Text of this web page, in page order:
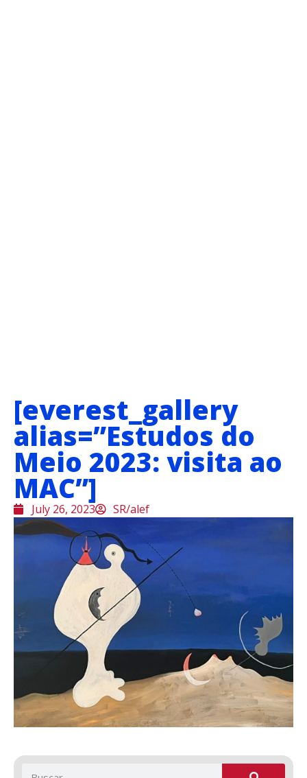
[everest_gallery
alias=”Estudos do
Meio 2023: visita ao
MAC”]
July 26, 2023 SR/alef